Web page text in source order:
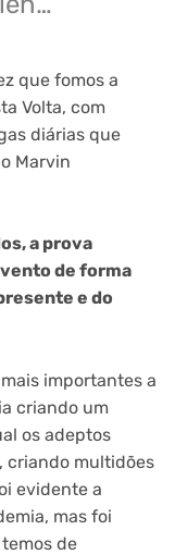
que fomos a
Volta, com
diárias que
Marvin
a prova
de forma
e do
importantes a
criando um
os adeptos
criando multidões
evidente a
mas foi
de